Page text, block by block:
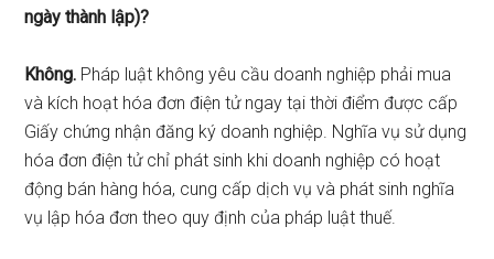
ngày thành lập)?
Không. Pháp luật không yêu cầu doanh nghiệp phải mua
và kích hoạt hóa đơn điện tử ngay tại thời điểm được cấp
Giấy chứng nhận đăng ký doanh nghiệp. Nghĩa vụ sử dụng
hóa đơn điện tử chỉ phát sinh khi doanh nghiệp có hoạt
động bán hàng hóa, cung cấp dịch vụ và phát sinh nghĩa
vụ lập hóa đơn theo quy định của pháp luật thuế.